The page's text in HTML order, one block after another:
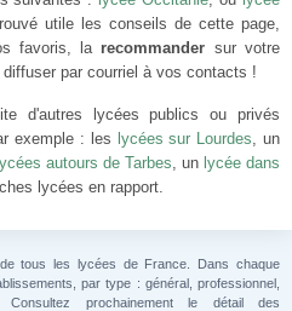
utile les conseils de cette page,
favoris, la recommander sur votre
par courriel à vos contacts !
d'autres lycées publics ou privés
exemple : les lycées sur Lourdes, un
lycées autours de Tarbes, un lycée dans
lycées en rapport.
tous les lycées de France. Dans chaque
par type : général, professionnel,
Consultez prochainement le détail des